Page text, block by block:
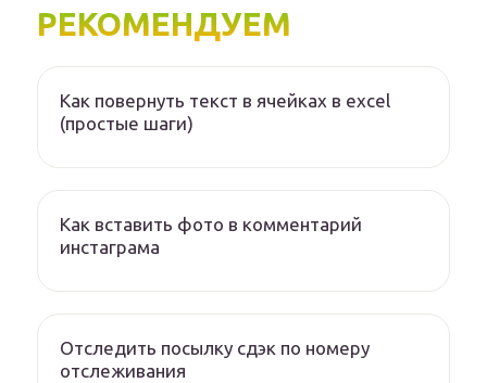
РЕКОМЕНДУЕМ
Как повернуть текст в ячейках в excel
(простые шаги)
Как вставить фото в комментарий
инстаграма
Отследить посылку сдэк по номеру
отслеживания